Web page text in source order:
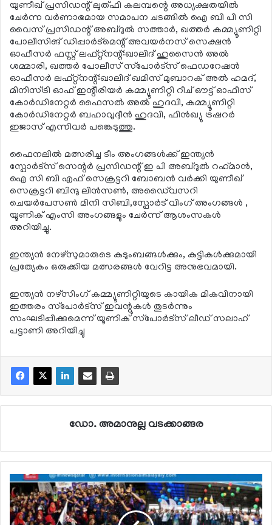
യുണീഖ് പ്രസിഡന്റ് ലുത്ഫി കലമ്പന്റെ അധ്യക്ഷതയില്‍
ചേര്‍ന്ന വര്‍ണാഭമായ സമാപന ചടങ്ങില്‍ ഐ ബി പി സി
വൈസ് പ്രസിഡന്റ് അബ്ദുല്‍ സത്താര്‍, ഖത്തര്‍ കമ്മ്യൂണിറ്റി
പോലീസിങ് ഡിപ്പാര്‍ട്‌മെന്റ് അവയര്‍നസ് സെക്ഷന്‍
ഓഫീസര്‍ ഫസ്റ്റ് ലഫ്റ്റ്‌നന്റ്:ഖാലിദ് ഹുസൈന്‍ അല്‍
ശമ്മാരി, ഖത്തര്‍ പോലീസ് സ്‌പോര്‍ട്‌സ് ഫെഡറേഷന്‍
ഓഫീസര്‍ ലഫ്റ്റ്‌നന്റ്:ഖാലിദ് ഖമിസ് മുബാറക് അല്‍ ഹമദ്,
മിനിസ്ട്രി ഓഫ് ഇന്റീരിയര്‍ കമ്മ്യൂണിറ്റി റീച് ഔട്ട് ഓഫീസ്
കോര്‍ഡിനേറ്റര്‍ ഫൈസല്‍ അല്‍ ഹുദവി, കമ്മ്യൂണിറ്റി
കോര്‍ഡിനേറ്റര്‍ ബഹാവുദ്ദീന്‍ ഹുദവി, ഫിന്‍ഖ്യു ട്രഷറര്‍
ഇജാസ് എന്നിവര്‍ പങ്കെടുത്തു.
ഫൈനലില്‍ മത്സരിച്ച ടീം അംഗങ്ങള്‍ക്ക് ഇന്ത്യന്‍
സ്പോര്‍ട്‌സ് സെന്റര്‍ പ്രസിഡന്റ് ഇ പി അബ്ദുല്‍ റഹ്‌മാന്‍,
ഐ സി ബി എഫ് സെക്രട്ടറി ബോബന്‍ വര്‍ക്കി യുണീഖ്
സെക്രട്ടറി ബിന്ദു ലിന്‍സണ്‍, അഡൈ്വസറി
ചെയര്‍പേസണ്‍ മിനി സിബി,സ്പോര്‍ട് വിംഗ് അംഗങ്ങള്‍ ,
യൂണിക് എംസി അംഗങ്ങളും ചേര്‍ന്ന് ആശംസകള്‍
അറിയിച്ചു.
ഇന്ത്യന്‍ നേഴ്‌സുമാരുടെ കുടുംബങ്ങള്‍ക്കും, കുട്ടികള്‍ക്കുമായി
പ്രത്യേകം ഒരുക്കിയ മത്സരങ്ങള്‍ വേറിട്ട അനുഭവമായി.
ഇന്ത്യന്‍ നഴ്‌സിംഗ് കമ്മ്യൂണിറ്റിയുടെ കായിക മികവിനായി
ഇത്തരം സ്‌പോര്‍ട്‌സ് ഇവന്റുകള്‍ തുടര്‍ന്നും
സംഘടിപ്പിക്കുമെന്ന് യൂണിക് സ്‌പോര്‍ട്‌സ് ലീഡ് സലാഹ്
പട്ടാണി അറിയിച്ചു
ഡോ. അമാനുല്ല വടക്കാങ്ങര